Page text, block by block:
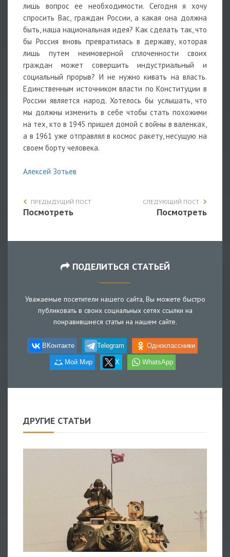
лишь вопрос ее необходимости. Сегодня я хочу
спросить Вас, граждан России, а какая она должна
быть, наша национальная идея? Как сделать так, что
бы Россия вновь превратилась в державу, которая
лишь путем неимоверной сплоченности своих
граждан может совершить индустриальный и
социальный прорыв? И не нужно кивать на власть.
Единственным источником власти по Конституции в
России является народ. Хотелось бы услышать, что
мы должны изменить в себе чтобы стать похожими
на тех, кто в 1945 пришел домой с войны в валенках,
а в 1961 уже отправлял в космос ракету, несущую на
своем борту человека.
Алексей Зотьев
ПРЕДЫДУЩИЙ ПОСТ
Посмотреть
СЛЕДУЮЩИЙ ПОСТ
Посмотреть
ПОДЕЛИТЬСЯ СТАТЬЕЙ
Уважаемые посетители нашего сайта, Вы можете быстро
публиковать в своих социальных сетях ссылки на
понравившиеся статьи на нашем сайте.
ВКонтакте Telegram Одноклассники
Мой Мир X WhatsApp
ДРУГИЕ СТАТЬИ